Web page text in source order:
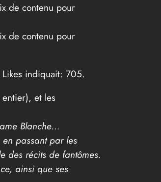
de contenu pour
de contenu pour
indiquait: 705.
et les
Blanche…
passant par les
des récits de fantômes.
ainsi que ses